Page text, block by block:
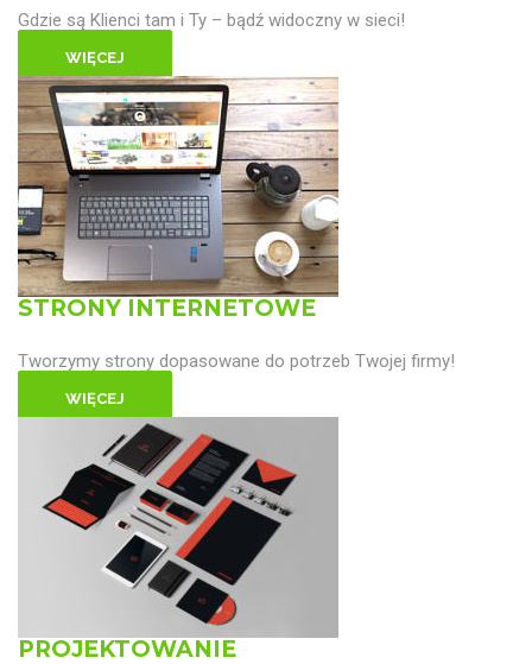
Gdzie są Klienci tam i Ty – bądź widoczny w sieci!
WIĘCEJ
STRONY INTERNETOWE
Tworzymy strony dopasowane do potrzeb Twojej firmy!
WIĘCEJ
PROJEKTOWANIE